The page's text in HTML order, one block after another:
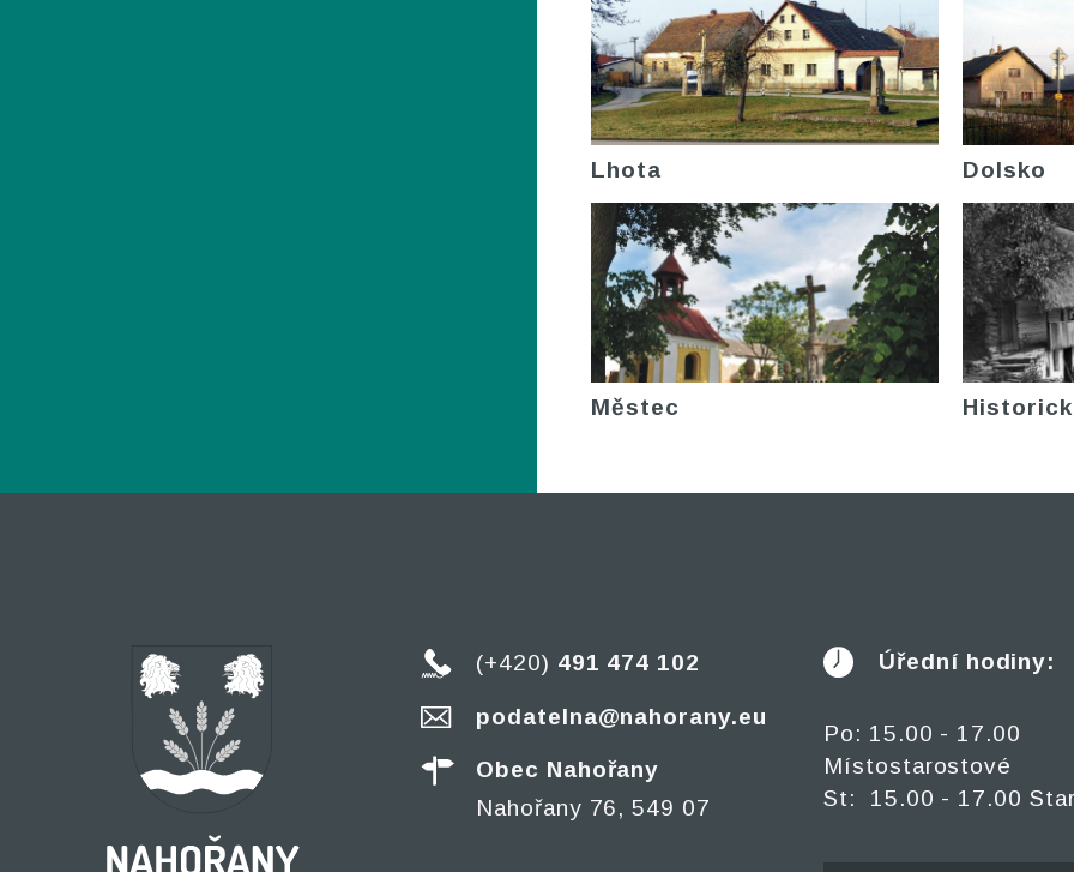
Lhota Dolsko
Městec
(+420) 491 474 102
podatelna@nahorany.eu
Obec Nahořany
Nahořany 76, 549 07
Úřední hodiny:
Po: 15.00 - 17.00
Místostarostové
St: 15.00 - 17.00